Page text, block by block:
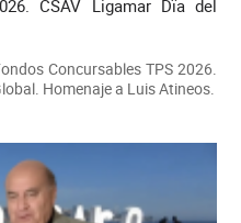
CSAV Ligamar Dïa del
Concursables TPS 2026.
Homenaje a Luis Atineos.